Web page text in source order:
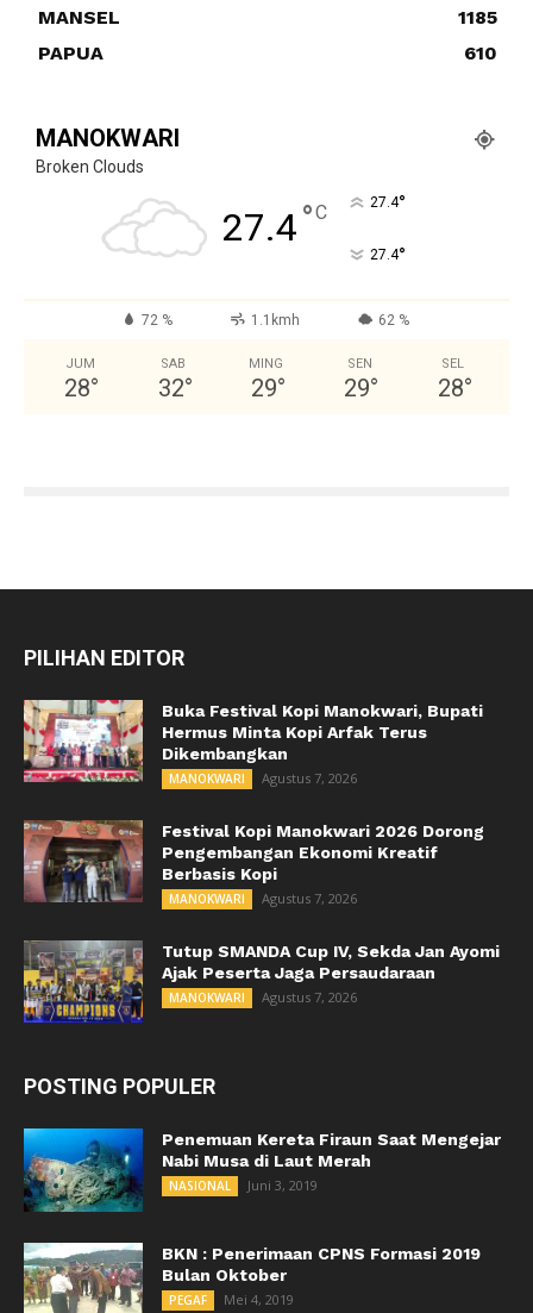
MANSEL
1185
PAPUA
610
MANOKWARI
Broken Clouds
27.4°C 27.4°
27.4°
72 % 1.1kmh 62 %
JUM
28°
SAB
32°
MING
29°
SEN
29°
SEL
28°
PILIHAN EDITOR
Buka Festival Kopi Manokwari, Bupati
Hermus Minta Kopi Arfak Terus
Dikembangkan
MANOKWARI Agustus 7, 2026
Festival Kopi Manokwari 2026 Dorong
Pengembangan Ekonomi Kreatif
Berbasis Kopi
MANOKWARI Agustus 7, 2026
Tutup SMANDA Cup IV, Sekda Jan Ayomi
Ajak Peserta Jaga Persaudaraan
MANOKWARI Agustus 7, 2026
POSTING POPULER
Penemuan Kereta Firaun Saat Mengejar
Nabi Musa di Laut Merah
NASIONAL Juni 3, 2019
BKN : Penerimaan CPNS Formasi 2019
Bulan Oktober
PEGAF Mei 4, 2019